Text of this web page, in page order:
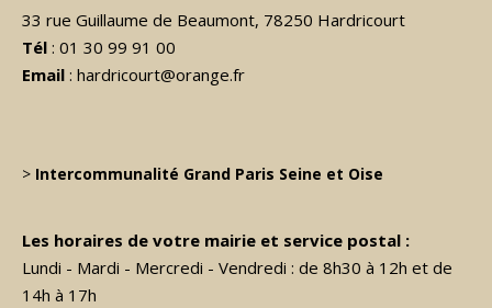
33 rue Guillaume de Beaumont, 78250 Hardricourt
Tél : 01 30 99 91 00
Email : hardricourt@orange.fr
> Intercommunalité Grand Paris Seine et Oise
Les horaires de votre mairie et service postal :
Lundi - Mardi - Mercredi - Vendredi : de 8h30 à 12h et de
14h à 17h